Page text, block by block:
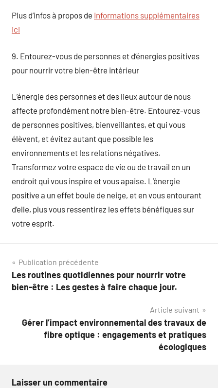
Plus d’infos à propos de Informations supplémentaires
ici
9. Entourez-vous de personnes et d’énergies positives
pour nourrir votre bien-être intérieur
L’énergie des personnes et des lieux autour de nous
affecte profondément notre bien-être. Entourez-vous
de personnes positives, bienveillantes, et qui vous
élèvent, et évitez autant que possible les
environnements et les relations négatives.
Transformez votre espace de vie ou de travail en un
endroit qui vous inspire et vous apaise. L’énergie
positive a un effet boule de neige, et en vous entourant
d’elle, plus vous ressentirez les effets bénéfiques sur
votre esprit.
Navigation
de
Publication précédente
Les routines quotidiennes pour nourrir votre
bien-être : Les gestes à faire chaque jour.
Article suivant
Gérer l’impact environnemental des travaux de
fibre optique : engagements et pratiques
écologiques
Laisser un commentaire